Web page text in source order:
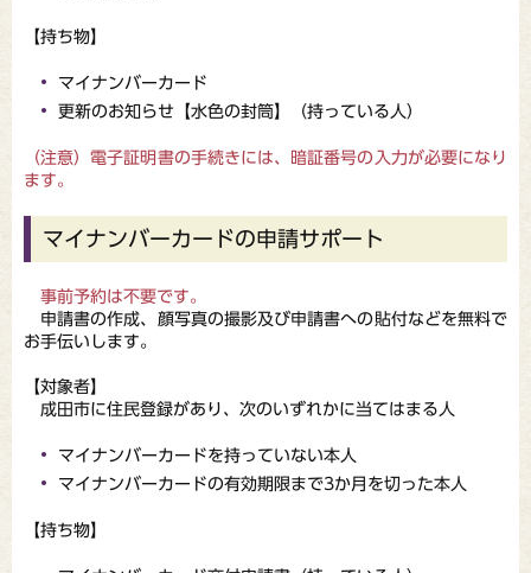
【持ち物】
マイナンバーカード
更新のお知らせ【水色の封筒】（持っている人）
（注意）電子証明書の手続きには、暗証番号の入力が必要になり
ます。
マイナンバーカードの申請サポート
事前予約は不要です。
申請書の作成、顔写真の撮影及び申請書への貼付などを無料で
お手伝いします。
【対象者】
成田市に住民登録があり、次のいずれかに当てはまる人
マイナンバーカードを持っていない本人
マイナンバーカードの有効期限まで3か月を切った本人
【持ち物】